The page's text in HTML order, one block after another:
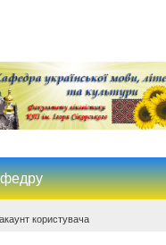
користувача